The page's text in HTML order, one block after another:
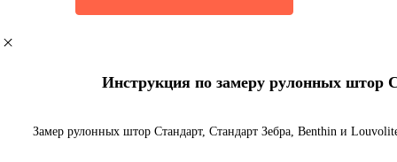
Инструкция по замеру рулонных штор
Замер рулонных штор Стандарт, Стандарт Зебра, Benthin и